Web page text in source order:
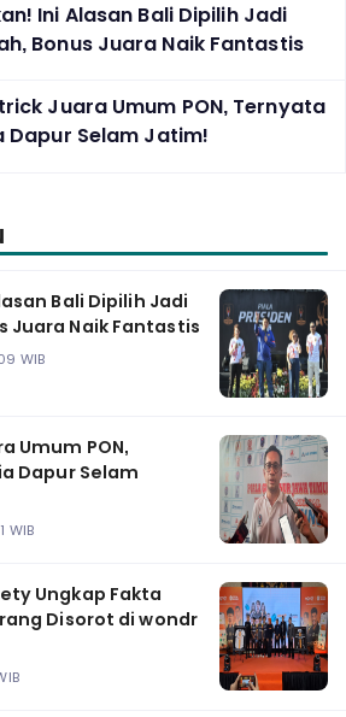
Ini Alasan Bali Dipilih Jadi
Bonus Juara Naik Fantastis
Juara Umum PON, Ternyata
Dapur Selam Jatim!
Bali Dipilih Jadi
Juara Naik Fantastis
WIB
Umum PON,
Dapur Selam
WIB
Ungkap Fakta
Disorot di wondr